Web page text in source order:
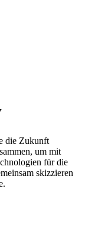
die Zukunft
um mit
für die
skizzieren